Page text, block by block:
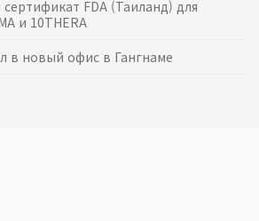
сертификат FDA (Таиланд) для
и 10THERA
в новый офис в Гангнаме